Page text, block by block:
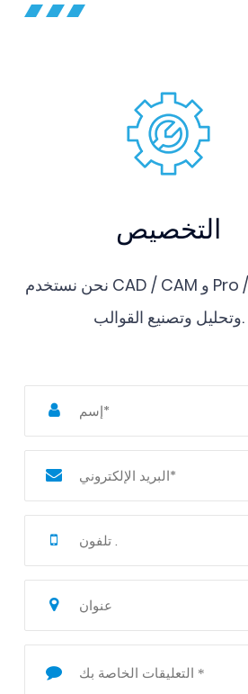
التخصيص
نحن نستخدم CAD / CAM و Pro / E لتصميم
وتحليل وتصنيع القوالب.